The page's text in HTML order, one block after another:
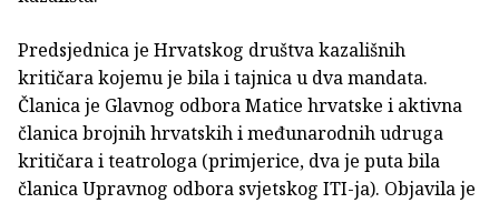
Predsjednica je Hrvatskog društva kazališnih
kritičara kojemu je bila i tajnica u dva mandata.
Članica je Glavnog odbora Matice hrvatske i aktivna
članica brojnih hrvatskih i međunarodnih udruga
kritičara i teatrologa (primjerice, dva je puta bila
članica Upravnog odbora svjetskog ITI-ja). Objavila je